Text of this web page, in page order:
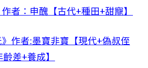
作者：申醜【古代+種田+甜寵】
》作者:墨寶非寶【現代+偽叔侄
差+養成】